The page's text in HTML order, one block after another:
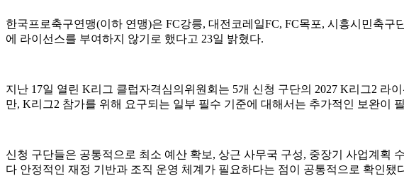
한국프로축구연맹(이하 연맹)은 FC강릉, 대전코레일FC, FC목포, 시흥시민축
에 라이선스를 부여하지 않기로 했다고 23일 밝혔다.
지난 17일 열린 K리그 클럽자격심의위원회는 5개 신청 구단의 2027 K리그2 라
만, K리그2 참가를 위해 요구되는 일부 필수 기준에 대해서는 추가적인 보완이
신청 구단들은 공통적으로 최소 예산 확보, 상근 사무국 구성, 중장기 사업계획
다 안정적인 재정 기반과 조직 운영 체계가 필요하다는 점이 공통적으로 확인됐